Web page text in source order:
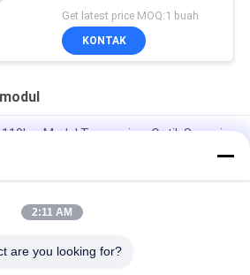
Get latest price MOQ:1 buah
KONTAK
Modul Transceiver Optik Sesuai
1310nm 40KM APD LC DOM
2:11 AM
are you looking for?